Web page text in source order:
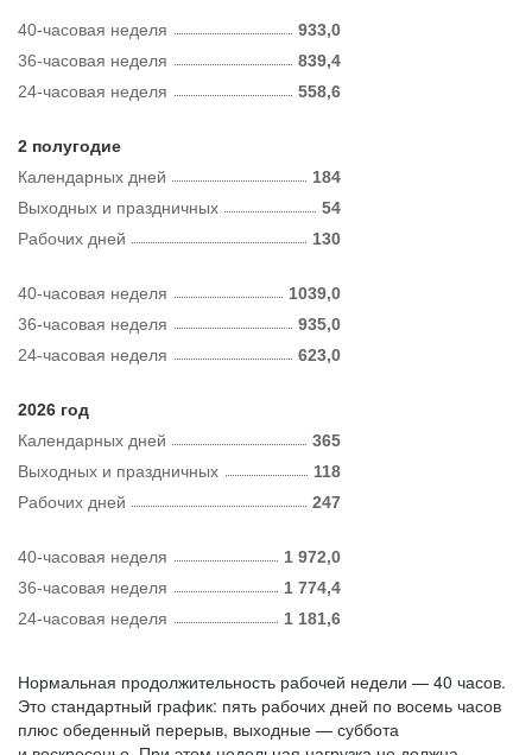
40-часовая неделя
933,0
36-часовая неделя
839,4
24-часовая неделя
558,6
2 полугодие
Календарных дней
184
Рабочих дней 130
Выходных и праздничных 54
40-часовая неделя
1039,0
36-часовая неделя
935,0
24-часовая неделя
623,0
2026 год
Календарных дней
365
Рабочих дней 247
Выходных и праздничных 118
40-часовая неделя
1 972,0
36-часовая неделя
1 774,4
24-часовая неделя
1 181,6
Нормальная продолжительность рабочей недели — 40 часов.
Это стандартный график: пять рабочих дней по восемь часов
плюс обеденный перерыв, выходные — суббота